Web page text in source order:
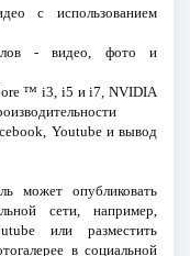
с использованием
- видео, фото и
™ i3, i5 и i7, NVIDIA
Youtube и вывод
может опубликовать
сети, например,
или разместить
в социальной